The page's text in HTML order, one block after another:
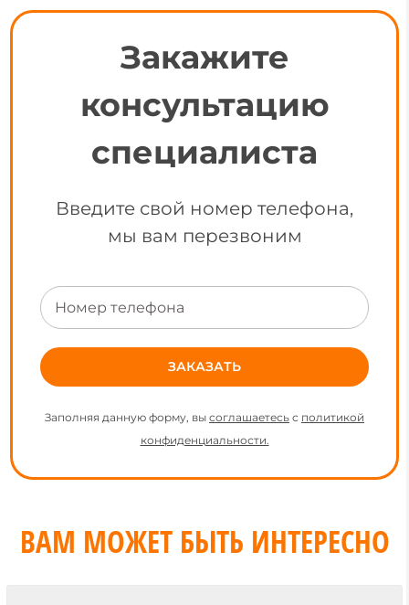
Закажите
консультацию
специалиста
Введите свой номер телефона,
мы вам перезвоним
Заполняя данную форму, вы соглашаетесь с политикой
конфиденциальности.
ВАМ МОЖЕТ БЫТЬ ИНТЕРЕСНО